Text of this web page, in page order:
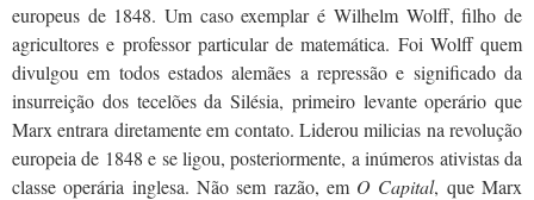
europeus de 1848. Um caso exemplar é Wilhelm Wolff, filho de
agricultores e professor particular de matemática. Foi Wolff quem
divulgou em todos estados alemães a repressão e significado da
insurreição dos tecelões da Silésia, primeiro levante operário que
Marx entrara diretamente em contato. Liderou milicias na revolução
europeia de 1848 e se ligou, posteriormente, a inúmeros ativistas da
classe operária inglesa. Não sem razão, em O Capital, que Marx